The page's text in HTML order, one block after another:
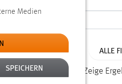
ÜBER EIN JAHR ALLE
Ergebnisse gefunden. Zeige
Medien
SPEICHERN